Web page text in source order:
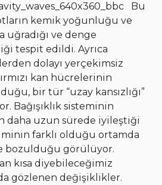
Bu
kemik yoğunluğu ve
uğradığı ve denge
tespit edildi. Ayrıca
dolayı yerçekimsiz
kan hücrelerinin
bir tür “uzay kansızlığı”
Bağışıklık sisteminin
daha uzun sürede iyileştiği
farklı olduğu ortamda
bozulduğu görülüyor.
kısa diyebileceğimiz
gözlenen değişiklikler.